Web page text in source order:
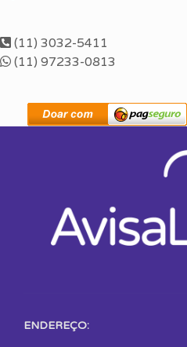
(11) 3032-5411
(11) 97233-0813
ENDEREÇO: